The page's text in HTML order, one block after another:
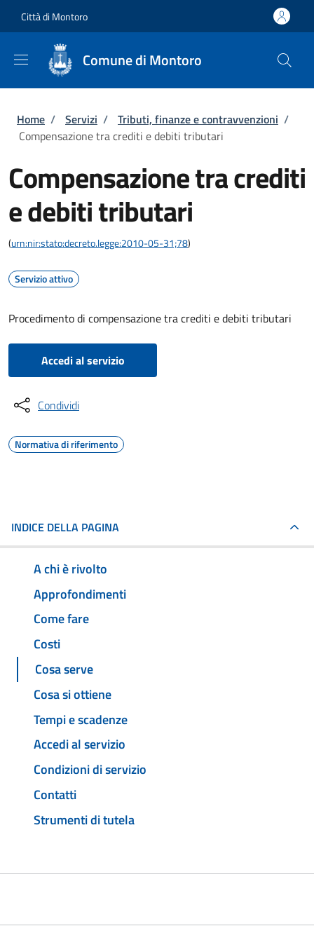
Città di Montoro
Comune di Montoro
Briciole di pane
Home / Servizi / Tributi, finanze e contravvenzioni /
Compensazione tra crediti e debiti tributari
Compensazione tra crediti
e debiti tributari
(urn:nir:stato:decreto.legge:2010-05-31;78)
Servizio attivo
Procedimento di compensazione tra crediti e debiti tributari
Accedi al servizio
Condividi
Normativa di riferimento
INDICE DELLA PAGINA
A chi è rivolto
Approfondimenti
Come fare
Costi
Cosa serve
Cosa si ottiene
Tempi e scadenze
Accedi al servizio
Condizioni di servizio
Contatti
Strumenti di tutela